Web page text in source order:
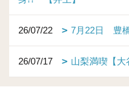
26/07/22 7月22日 豊
26/07/17 山梨満喫【大